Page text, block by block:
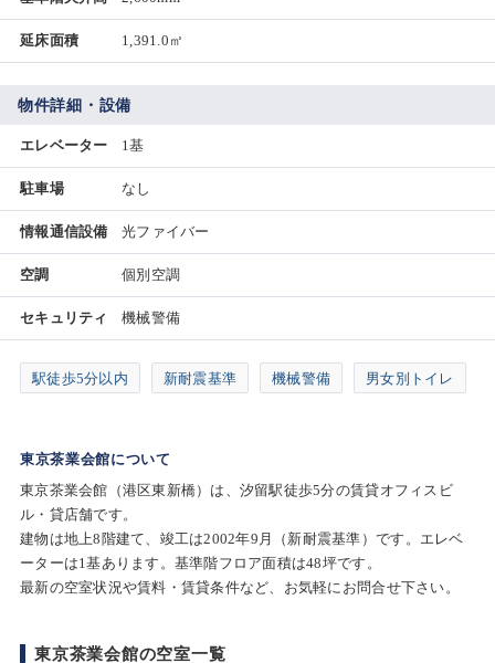
延床面積 1,391.0㎡
物件詳細・設備
エレベーター 1基
駐車場 なし
情報通信設備 光ファイバー
空調 個別空調
セキュリティ 機械警備
駅徒歩5分以内 新耐震基準 機械警備 男女別トイレ
東京茶業会館について
東京茶業会館（港区東新橋）は、汐留駅徒歩5分の賃貸オフィスビ
ル・貸店舗です。
建物は地上8階建て、竣工は2002年9月（新耐震基準）です。エレベ
ーターは1基あります。基準階フロア面積は48坪です。
最新の空室状況や賃料・賃貸条件など、お気軽にお問合せ下さい。
東京茶業会館の空室一覧